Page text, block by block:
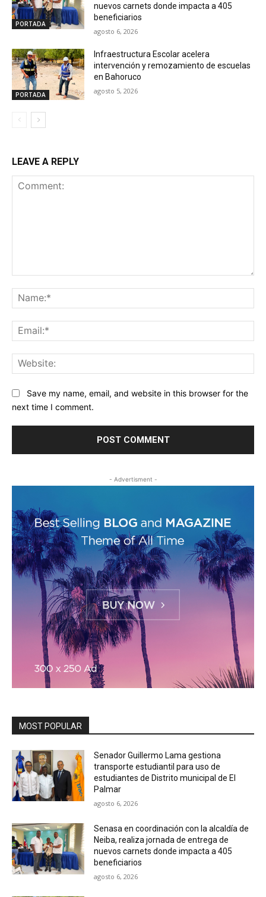
PORTADA
nuevos carnets donde impacta a 405
beneficiarios
agosto 6, 2026
PORTADA
Infraestructura Escolar acelera
intervención y remozamiento de escuelas
en Bahoruco
agosto 5, 2026
LEAVE A REPLY
Save my name, email, and website in this browser for the
next time I comment.
- Advertisment -
MOST POPULAR
Senador Guillermo Lama gestiona
transporte estudiantil para uso de
estudiantes de Distrito municipal de El
Palmar
agosto 6, 2026
Senasa en coordinación con la alcaldía de
Neiba, realiza jornada de entrega de
nuevos carnets donde impacta a 405
beneficiarios
agosto 6, 2026